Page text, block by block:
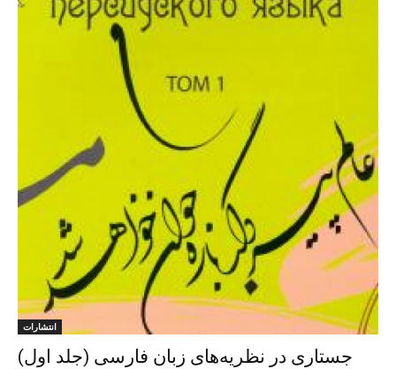
انتشارات
جستاری در نظریه‌های زبان فارسی (جلد اول)